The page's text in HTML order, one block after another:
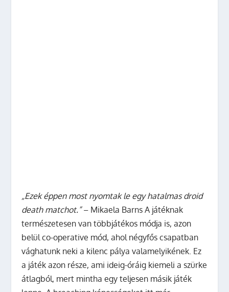
„Ezek éppen most nyomtak le egy hatalmas droid
death matchot.”– Mikaela Barns A játéknak
természetesen van többjátékos módja is, azon
belül co-operative mód, ahol négyfős csapatban
vághatunk neki a kilenc pálya valamelyikének. Ez
a játék azon része, ami ideig-óráig kiemeli a szürke
átlagból, mert mintha egy teljesen másik játék